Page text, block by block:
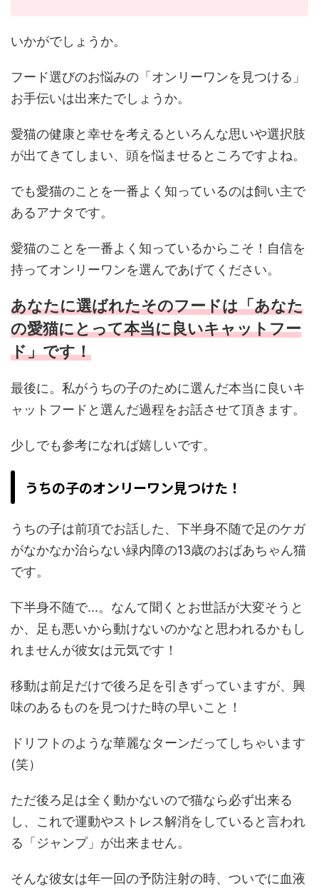
いかがでしょうか。
フード選びのお悩みの「オンリーワンを見つける」
お手伝いは出来たでしょうか。
愛猫の健康と幸せを考えるといろんな思いや選択肢
が出てきてしまい、頭を悩ませるところですよね。
でも愛猫のことを一番よく知っているのは飼い主で
あるアナタです。
愛猫のことを一番よく知っているからこそ！自信を
持ってオンリーワンを選んであげてください。
あなたに選ばれたそのフードは「あなた
の愛猫にとって本当に良いキャットフー
ド」です！
最後に。私がうちの子のために選んだ本当に良いキ
ャットフードと選んだ過程をお話させて頂きます。
少しでも参考になれば嬉しいです。
うちの子のオンリーワン見つけた！
うちの子は前項でお話した、下半身不随で足のケガ
がなかなか治らない緑内障の13歳のおばあちゃん猫
です。
下半身不随で...。なんて聞くとお世話が大変そうと
か、足も悪いから動けないのかなと思われるかもし
れませんが彼女は元気です！
移動は前足だけで後ろ足を引きずっていますが、興
味のあるものを見つけた時の早いこと！
ドリフトのような華麗なターンだってしちゃいます
(笑）
ただ後ろ足は全く動かないので猫なら必ず出来る
し、これで運動やストレス解消をしていると言われ
る「ジャンプ」が出来ません。
そんな彼女は年一回の予防注射の時、ついでに血液